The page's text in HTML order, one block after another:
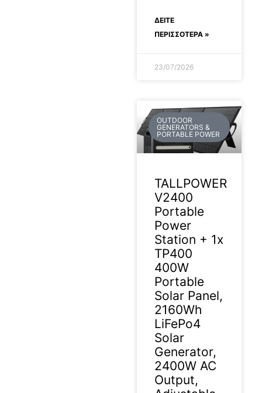
ΔΕΊΤΕ
ΠΕΡΙΣΣΟΤΕΡΑ »
23/07/2026
OUTDOOR
GENERATORS &
PORTABLE POWER
TALLPOWER
V2400
Portable
Power
Station + 1x
TP400
400W
Portable
Solar Panel,
2160Wh
LiFePo4
Solar
Generator,
2400W AC
Output,